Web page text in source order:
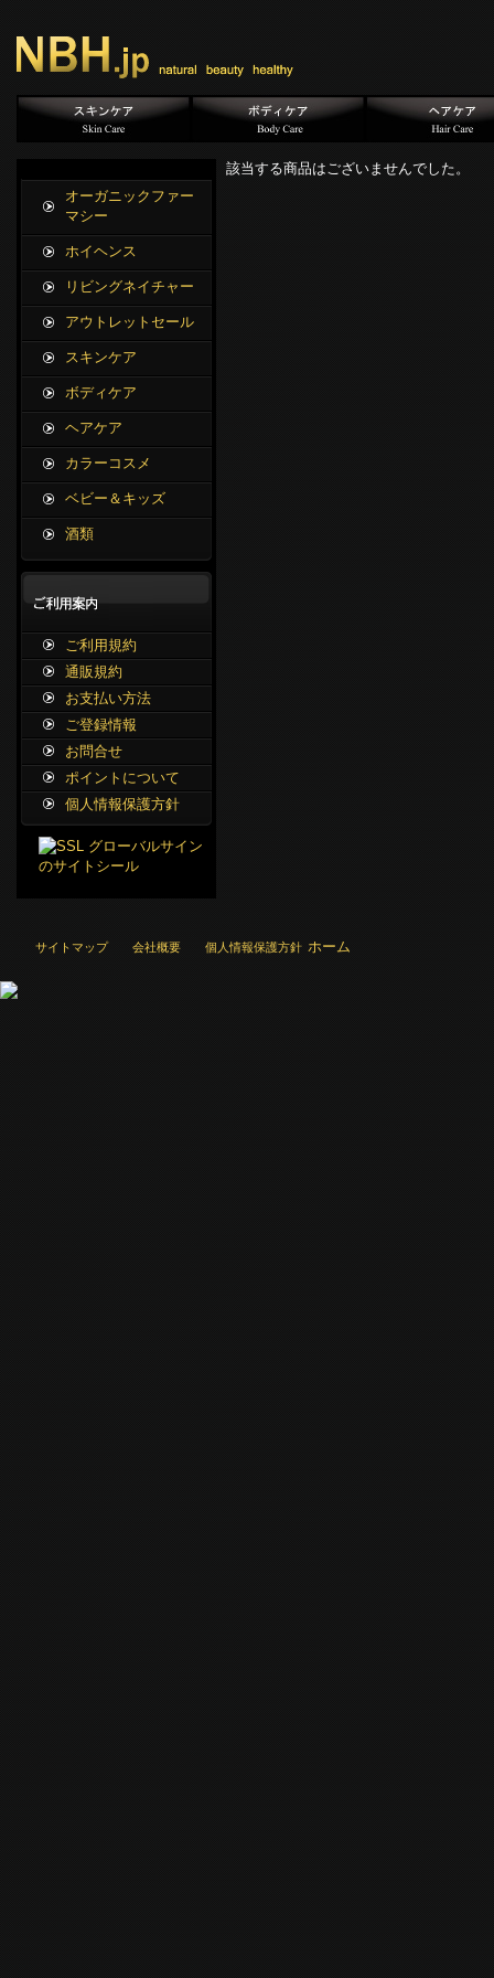
該当する商品はございませんでした。
オーガニックファー
マシー
ホイヘンス
リビングネイチャー
アウトレットセール
スキンケア
ボディケア
ヘアケア
カラーコスメ
ベビー＆キッズ
酒類
ご利用規約
通販規約
お支払い方法
ご登録情報
お問合せ
ポイントについて
個人情報保護方針
ホーム
サイトマップ 会社概要 個人情報保護方針